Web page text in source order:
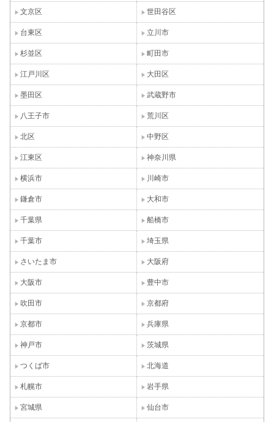
文京区 世田谷区
台東区 立川市
杉並区 町田市
江戸川区 大田区
墨田区 武蔵野市
八王子市 荒川区
北区 中野区
江東区 神奈川県
横浜市 川崎市
鎌倉市 大和市
千葉県 船橋市
千葉市 埼玉県
さいたま市 大阪府
大阪市 豊中市
吹田市 京都府
京都市 兵庫県
神戸市 茨城県
つくば市 北海道
札幌市 岩手県
宮城県 仙台市